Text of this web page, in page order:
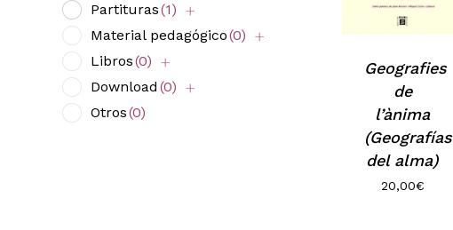
Partituras(1)
Material pedagógico(0)
Libros(0)
Download (0)
Otros(0)
Geografies
de
l’ànima
(Geografías
del alma)
20,00€